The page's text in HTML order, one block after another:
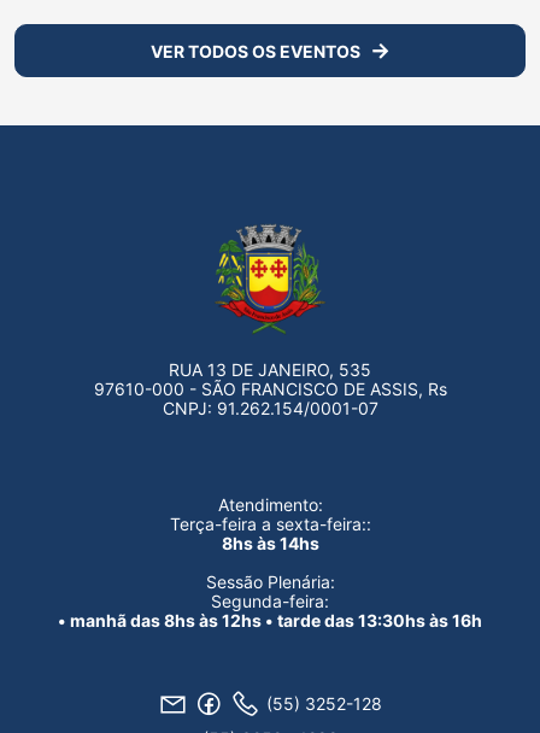
VER TODOS OS EVENTOS
RUA 13 DE JANEIRO, 535
97610-000 - SÃO FRANCISCO DE ASSIS, Rs
CNPJ: 91.262.154/0001-07
Atendimento:
Terça-feira a sexta-feira::
8hs às 14hs
Sessão Plenária:
Segunda-feira:
• manhã das 8hs às 12hs • tarde das 13:30hs às 16h
(55) 3252-128